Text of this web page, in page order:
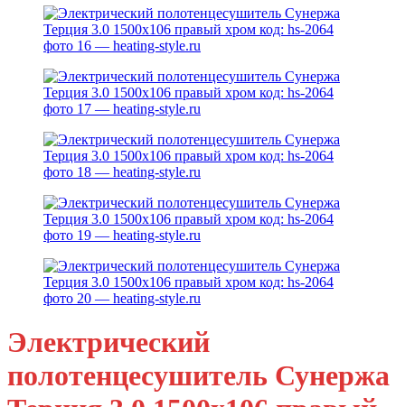
Электрический
полотенцесушитель Сунержа